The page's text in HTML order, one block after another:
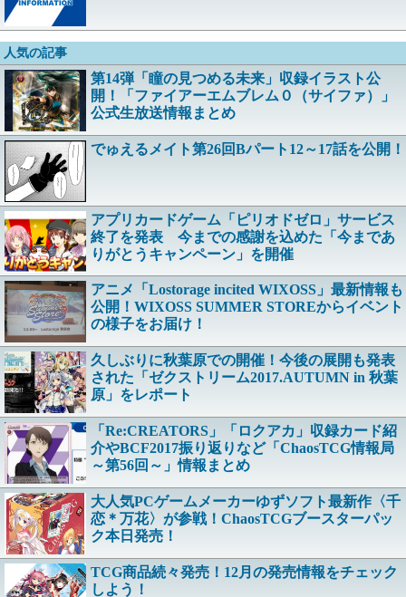
人気の記事
第14弾「瞳の見つめる未来」収録イラスト公
開！「ファイアーエムブレム０（サイファ）」
公式生放送情報まとめ
でゅえるメイト第26回Bパート12～17話を公開！
アプリカードゲーム「ピリオドゼロ」サービス
終了を発表 今までの感謝を込めた「今まであ
りがとうキャンペーン」を開催
アニメ「Lostorage incited WIXOSS」最新情報も
公開！WIXOSS SUMMER STOREからイベント
の様子をお届け！
久しぶりに秋葉原での開催！今後の展開も発表
された「ゼクストリーム2017.AUTUMN in 秋葉
原」をレポート
「Re:CREATORS」「ロクアカ」収録カード紹
介やBCF2017振り返りなど「ChaosTCG情報局
～第56回～」情報まとめ
大人気PCゲームメーカーゆずソフト最新作〈千
恋＊万花〉が参戦！ChaosTCGブースターパッ
ク本日発売！
TCG商品続々発売！12月の発売情報をチェック
しよう！